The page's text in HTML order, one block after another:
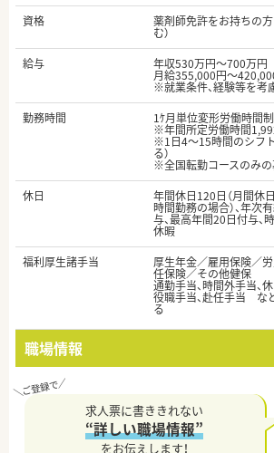
資格
薬剤師免許をお持ちの
む）
給与
年収530万円～700万円
月給355,000円～
※就業条件、経験等を考
勤務時間
1ｹ月単位変形労働時間
※年間所定労働時間
※1日4～15時間のシフ
る）
※全国転勤コースのみ
休日
年間休日120日（月間
時間勤務の場合）、年次
与、最高年間20日付与、
休暇
福利厚生諸手当
厚生年金／雇用保険／
任保険／その他健保
通勤手当、時間外手当、
役職手当、赴任手当
る
職場情報
求人票に書ききれない
“詳しい職場情報”
をお伝えします！